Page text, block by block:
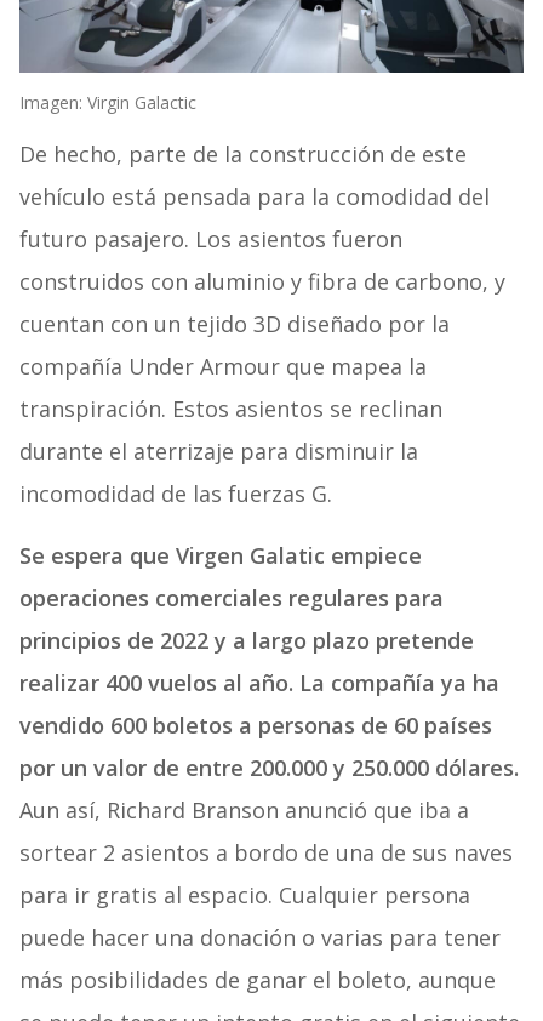
Imagen: Virgin Galactic
De hecho, parte de la construcción de este
vehículo está pensada para la comodidad del
futuro pasajero. Los asientos fueron
construidos con aluminio y fibra de carbono, y
cuentan con un tejido 3D diseñado por la
compañía Under Armour que mapea la
transpiración. Estos asientos se reclinan
durante el aterrizaje para disminuir la
incomodidad de las fuerzas G.
Se espera que Virgen Galatic empiece
operaciones comerciales regulares para
principios de 2022 y a largo plazo pretende
realizar 400 vuelos al año. La compañía ya ha
vendido 600 boletos a personas de 60 países
por un valor de entre 200.000 y 250.000 dólares.
Aun así, Richard Branson anunció que iba a
sortear 2 asientos a bordo de una de sus naves
para ir gratis al espacio. Cualquier persona
puede hacer una donación o varias para tener
más posibilidades de ganar el boleto, aunque